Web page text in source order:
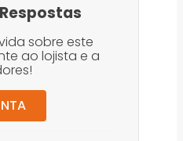
Respostas
sobre este
ao lojista e a